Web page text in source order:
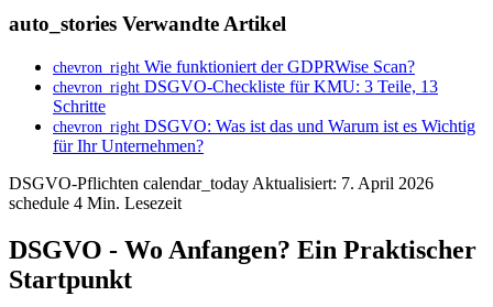
auto_stories Verwandte Artikel
chevron_right Wie funktioniert der GDPRWise Scan?
chevron_right DSGVO-Checkliste für KMU: 3 Teile, 13
Schritte
chevron_right DSGVO: Was ist das und Warum ist es Wichtig
für Ihr Unternehmen?
DSGVO-Pflichten calendar_today Aktualisiert: 7. April 2026
schedule 4 Min. Lesezeit
DSGVO - Wo Anfangen? Ein Praktischer
Startpunkt